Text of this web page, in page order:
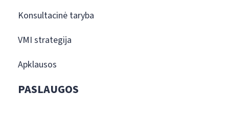
Konsultacinė taryba
VMI strategija
Apklausos
PASLAUGOS